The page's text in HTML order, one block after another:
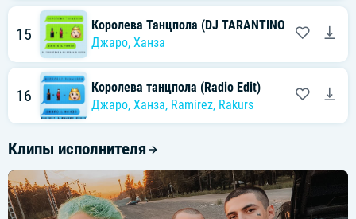
15
Королева Танцпола (DJ TARANTINO & DJ
Джаро, Ханза
16
Королева танцпола (Radio Edit)
Джаро, Ханза, Ramirez, Rakurs
Клипы исполнителя